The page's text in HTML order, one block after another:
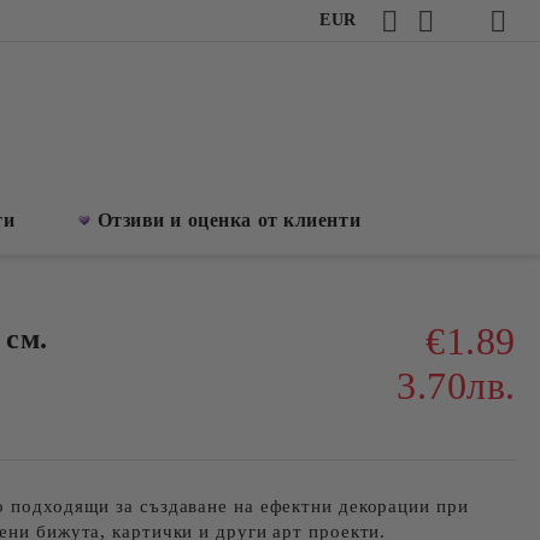
EUR
Отзиви и оценка от клиенти
€1.89
3.70лв.
подходящи за създаване на ефектни декорации при
бижута, картички и други арт проекти.